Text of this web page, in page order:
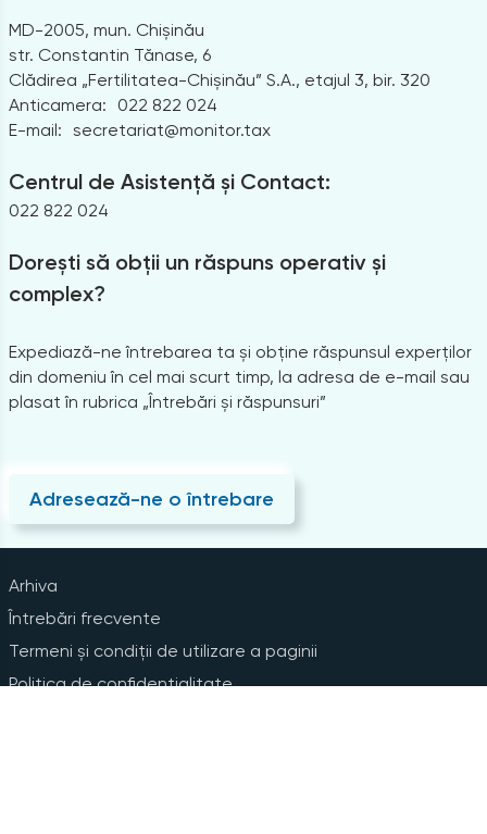
MD-2005, mun. Chișinău
str. Constantin Tănase, 6
Clădirea „Fertilitatea-Chișinău” S.A., etajul 3, bir. 320
Anticamera:
022 822 024
E-mail: secretariat@monitor.tax
Centrul de Asistență și Contact:
022 822 024
Dorești să obții un răspuns operativ și
complex?
Expediază-ne întrebarea ta și obține răspunsul experților
din domeniu în cel mai scurt timp, la adresa de e-mail sau
plasat în rubrica „Întrebări și răspunsuri”
Adresează-ne o întrebare
Arhiva
Întrebări frecvente
Termeni și condiții de utilizare a paginii
Politica de confidențialitate